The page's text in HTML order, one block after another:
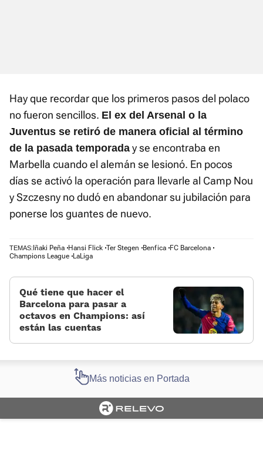
Hay que recordar que los primeros pasos del polaco
no fueron sencillos. El ex del Arsenal o la
Juventus se retiró de manera oficial al término
de la pasada temporada y se encontraba en
Marbella cuando el alemán se lesionó. En pocos
días se activó la operación para llevarle al Camp Nou
y Szczesny no dudó en abandonar su jubilación para
ponerse los guantes de nuevo.
TEMAS: Iñaki Peña Hansi Flick Ter Stegen Benfica FC Barcelona
Champions League LaLiga
Qué tiene que hacer el
Barcelona para pasar a
octavos en Champions: así
están las cuentas
Más noticias en Portada